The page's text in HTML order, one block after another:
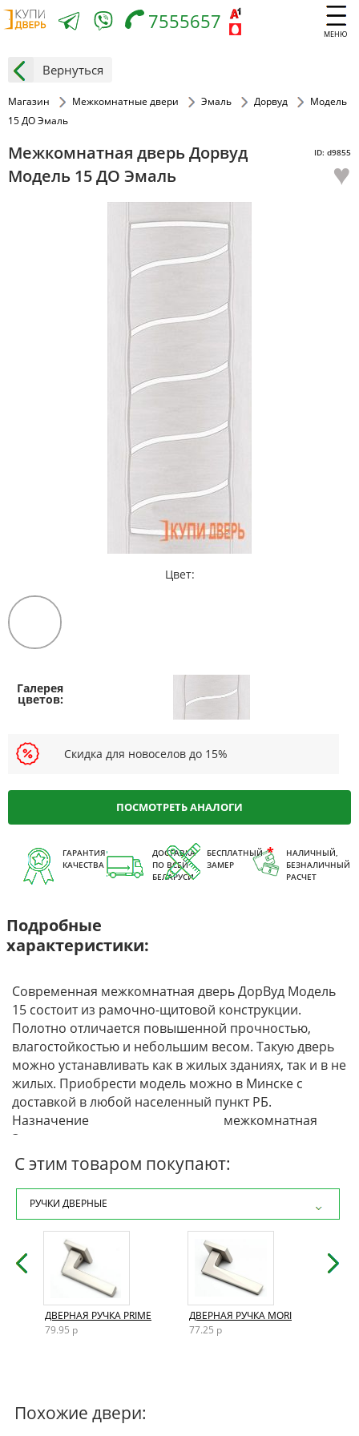
МЕНЮ
7555657
Вернуться
Магазин Межкомнатные двери Эмаль Дорвуд
Модель
15 ДО Эмаль
Межкомнатная дверь Дорвуд
Модель 15 ДО Эмаль
ID: d9855
♥
Цвет:
Скидка для новоселов до 15%
ПОСМОТРЕТЬ АНАЛОГИ
ГАРАНТИЯ
КАЧЕСТВА
ДОСТАВКА
ПО ВСЕЙ
БЕЛАРУСИ
БЕСПЛАТНЫЙ
ЗАМЕР
НАЛИЧНЫЙ,
БЕЗНАЛИЧНЫЙ
РАСЧЕТ
Подробные
характеристики:
Современная межкомнатная дверь ДорВуд Модель
15 состоит из рамочно-щитовой конструкции.
Полотно отличается повышенной прочностью,
влагостойкостью и небольшим весом. Такую дверь
можно устанавливать как в жилых зданиях, так и в не
жилых. Приобрести модель можно в Минске с
доставкой в любой населенный пункт РБ.
Назначение
межкомнатная
Защитно-декоративное покрытие
Вид полотна
глухое
Вы можете приобрести данную модель в нашем
интернет-магазине или перейти вкаталог
межкомнатных дверей Эмаль Дорвуд
С этим товаром покупают:
РУЧКИ ДВЕРНЫЕ
ДВЕРНАЯ РУЧКА PRIME
79.95 р
ДВЕРНАЯ РУЧКА MORI
77.25 р
Похожие двери: